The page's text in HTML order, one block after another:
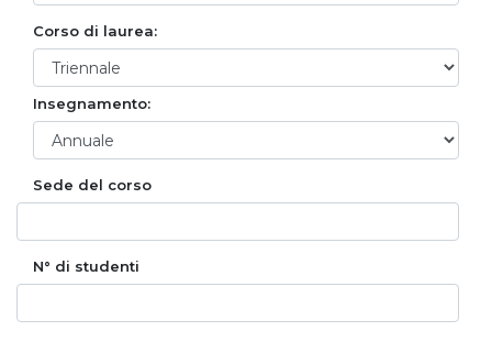
Corso di laurea:
Insegnamento:
Sede del corso
N° di studenti